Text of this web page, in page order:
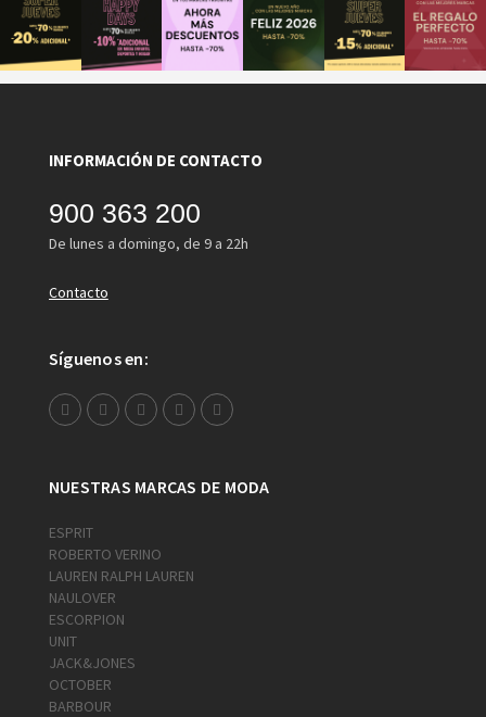
INFORMACIÓN DE CONTACTO
900 363 200
De lunes a domingo, de 9 a 22h
Contacto
Síguenos en:
NUESTRAS MARCAS DE MODA
ESPRIT
ROBERTO VERINO
LAUREN RALPH LAUREN
NAULOVER
ESCORPION
UNIT
JACK&JONES
OCTOBER
BARBOUR